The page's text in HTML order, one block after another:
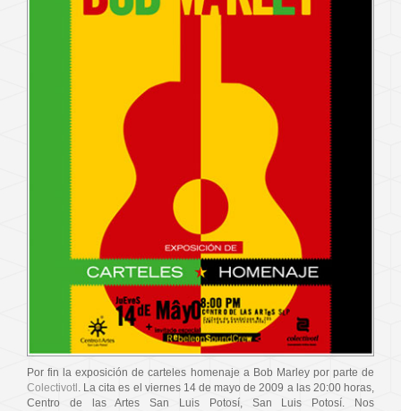
Por fin la exposición de carteles homenaje a Bob Marley por parte de
Colectivotl
. La cita es el viernes 14 de mayo de 2009 a las 20:00 horas,
Centro de las Artes San Luis Potosí, San Luis Potosí. Nos